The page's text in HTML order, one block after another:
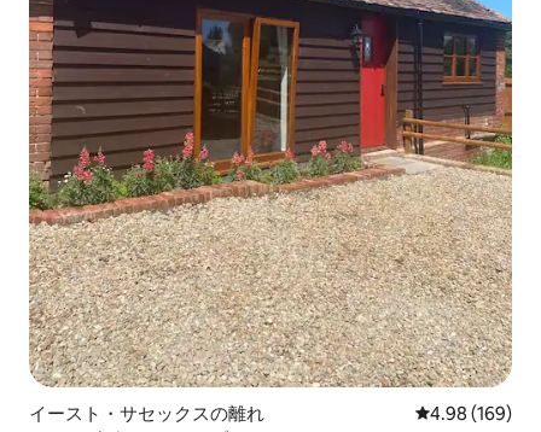
イースト・サセックスの離れ レビュー169
4.98 (169)